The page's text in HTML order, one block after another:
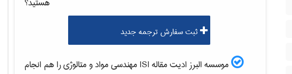
ثبت سفارش ترجمه جدید
موسسه البرز ادیت مقاله ISI مهندسی مواد و متالوژیرا هم انجام